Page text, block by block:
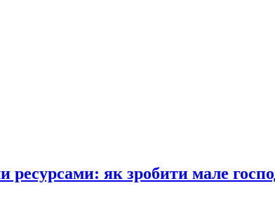
ресурсами: як зробити мале